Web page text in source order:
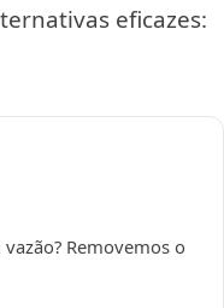
eficazes:
Removemos o